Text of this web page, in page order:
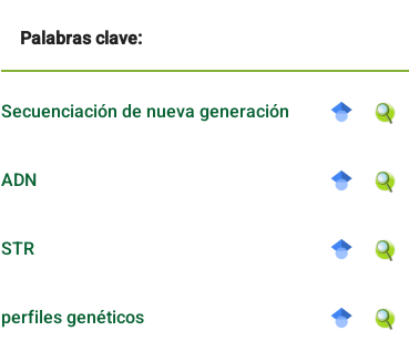
Palabras clave:
Secuenciación de nueva generación
ADN
STR
perfiles genéticos